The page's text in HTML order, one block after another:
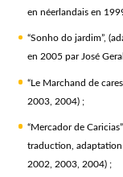
en néerlandais en
“Sonho do jardim”,
en 2005 par José
“Le Marchand de
2003, 2004) ;
“Mercador de
traduction, adaptation
2002, 2003, 2004) ;